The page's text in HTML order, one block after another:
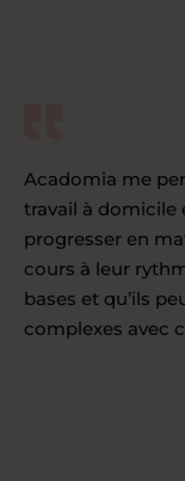
Acadomia me
travail à domicile
progresser en
cours à leur
bases et qu’ils
complexes avec